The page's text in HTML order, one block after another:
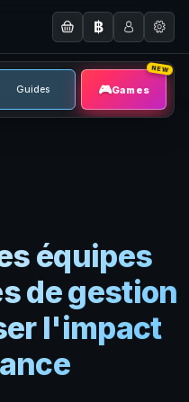
฿
Guides Games
NEW
équipes
de gestion
l'impact